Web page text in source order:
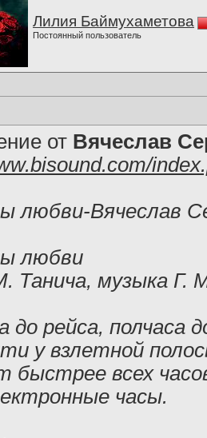
Лилия Баймухаметова
Постоянный пользователь
от Вячеслав
любви-Вячеслав
любви
Танича, музыка Г.
до рейса, полчаса
у взлетной
быстрее всех
часы.